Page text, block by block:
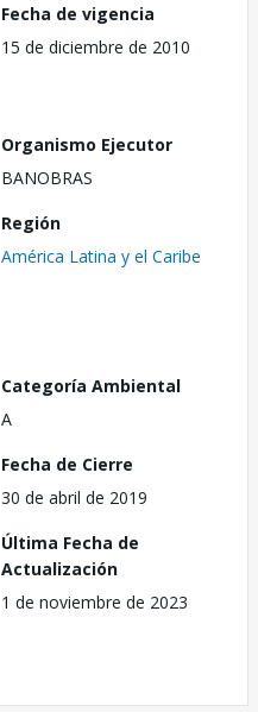
Fecha de vigencia
15 de diciembre de 2010
Organismo Ejecutor
BANOBRAS
Región
América Latina y el Caribe
Categoría Ambiental
A
Fecha de Cierre
30 de abril de 2019
Última Fecha de
Actualización
1 de noviembre de 2023